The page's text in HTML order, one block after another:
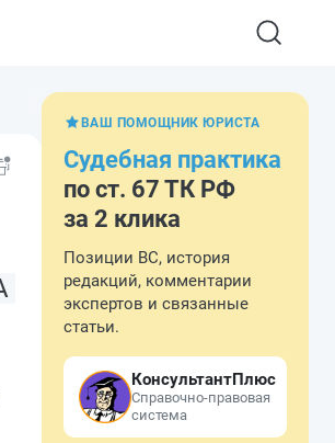
ВАШ ПОМОЩНИК ЮРИСТА
Судебная практика
по ст. 67 ТК РФ
за 2 клика
Позиции ВС, история
редакций, комментарии
экспертов и связанные
статьи.
КонсультантПлюс
Справочно-правовая
система